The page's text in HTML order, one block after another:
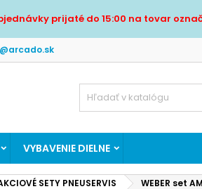
prijaté do 15:00 na tovar
VYBAVENIE DIELNE
SETY PNEUSERVIS WEBER set
Pridať do
Vytvoriť zoznam
Názov zoznamu želaní
Prihlásiť sa
zoznamu želaní.